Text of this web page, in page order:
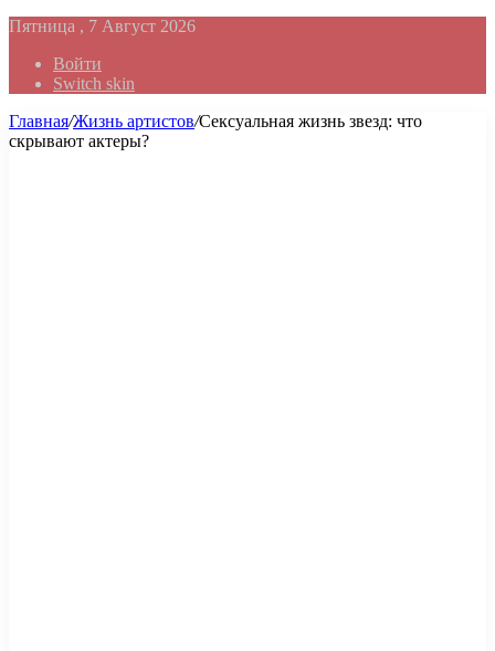
Пятница , 7 Август 2026
Войти
Switch skin
Главная/Жизнь артистов/Сексуальная жизнь звезд: что
скрывают актеры?